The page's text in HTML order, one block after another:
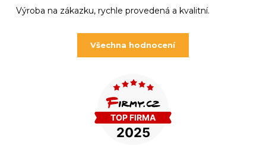
Výroba na zákazku, rychle provedená a kvalitní.
Všechna hodnocení